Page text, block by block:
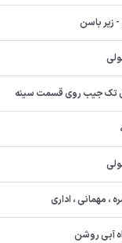
- زیر باسن
تک جیب روی قسمت سینه
، مهمانی ، اداری
آبی روشن